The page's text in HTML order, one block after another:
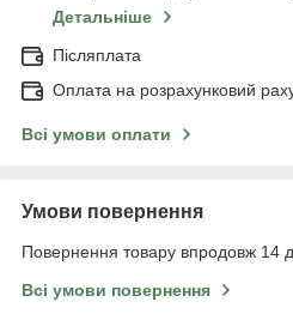
Детальніше
Післяплата
Оплата на розрахунковий
Всі умови оплати
Умови повернення
Повернення товару впродовж 14
Всі умови повернення